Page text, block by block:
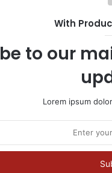
With
to our
Lorem ipsum